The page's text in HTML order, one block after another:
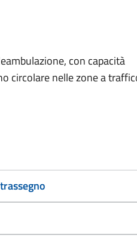
con capacità
circolare nelle zone a